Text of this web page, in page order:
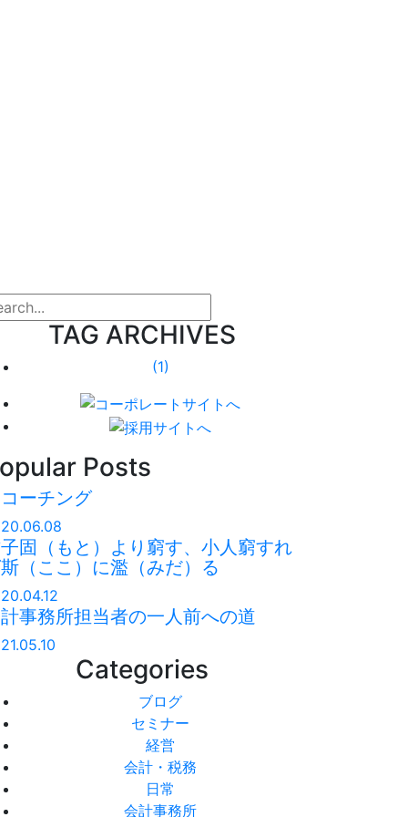
TAG ARCHIVES
(1)
Posts
ーチング
固（もと）より窮す、小人窮すれ
（ここ）に濫（みだ）る
事務所担当者の一人前への道
Categories
ブログ
セミナー
経営
会計・税務
日常
会計事務所